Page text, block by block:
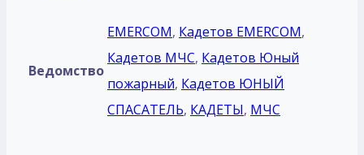
Ведомство
EMERCOM, Кадетов EMERCOM,
Кадетов МЧС, Кадетов Юный
пожарный, Кадетов ЮНЫЙ
СПАСАТЕЛЬ, КАДЕТЫ, МЧС